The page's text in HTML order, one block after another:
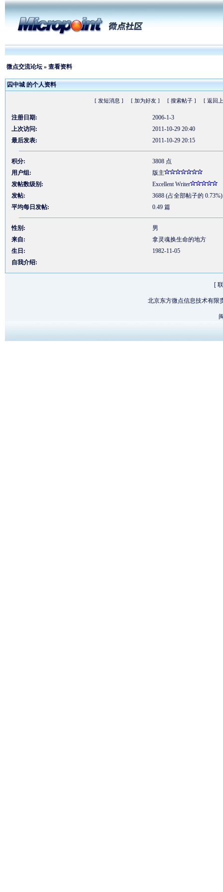
微点交流论坛 » 查看资料
囚中城 的个人资料
[ 发短消息 ] [ 加为好友 ] [ 搜索帖子 ] [ 返回
注册日期:
2006-1-3
上次访问:
2011-10-29 20:40
最后发表:
2011-10-29 20:15
积分:
3808 点
用户组:
版主
发帖数级别:
Excellent Writer
发帖:
3688 (占全部帖子的 0.73%)
平均每日发帖:
0.49 篇
性别:
男
来自:
拿灵魂换生命的地方
生日:
1982-11-05
自我介绍:
[
北京东方微点信息技术有限